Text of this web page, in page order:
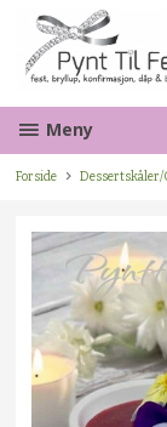
innholdet
Meny
Forside Dessertskåler/